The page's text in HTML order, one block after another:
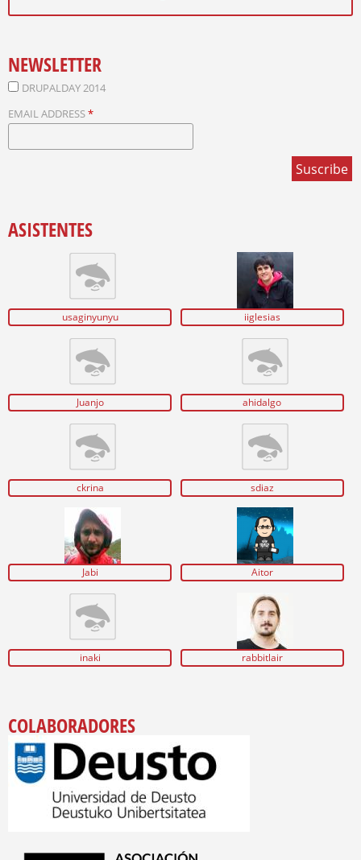
NEWSLETTER
DRUPALDAY 2014
EMAIL ADDRESS*
ASISTENTES
usaginyunyu iiglesias
Juanjo ahidalgo
ckrina sdiaz
Jabi Aitor
inaki rabbitlair
COLABORADORES